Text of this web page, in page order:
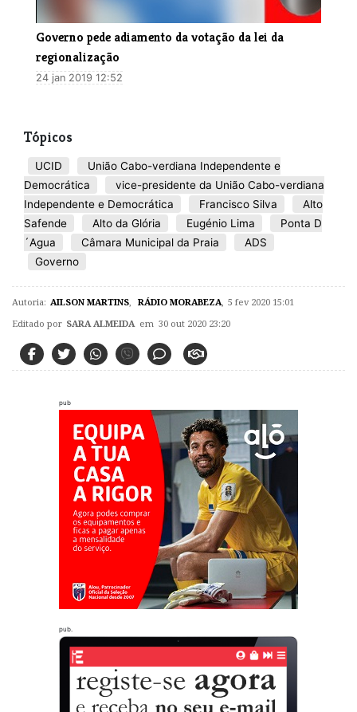
Governo pede adiamento da votação da lei da
regionalização
24 jan 2019 12:52
Tópicos
UCID
União Cabo-verdiana Independente e
Democrática
vice-presidente da União Cabo-verdiana
Independente e Democrática
Francisco Silva
Alto
Safende
Alto da Glória Eugénio Lima
Ponta D
´Agua
Câmara Municipal da Praia
ADS
Governo
Autoria: AILSON MARTINS RÁDIO MORABEZA 5 fev 2020 15:01
Editado por SARA ALMEIDA em 30 out 2020 23:20
pub
pub.